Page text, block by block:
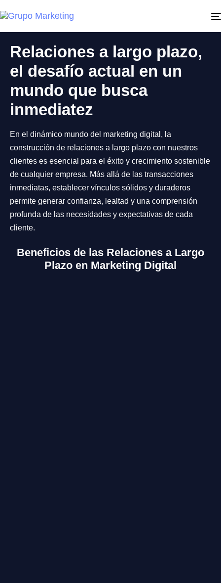
Relaciones a largo plazo,
el desafío actual en un
mundo que busca
inmediatez
En el dinámico mundo del marketing digital, la
construcción de relaciones a largo plazo con nuestros
clientes es esencial para el éxito y crecimiento sostenible
de cualquier empresa. Más allá de las transacciones
inmediatas, establecer vínculos sólidos y duraderos
permite generar confianza, lealtad y una comprensión
profunda de las necesidades y expectativas de cada
cliente.
Beneficios de las Relaciones a Largo
Plazo en Marketing Digital